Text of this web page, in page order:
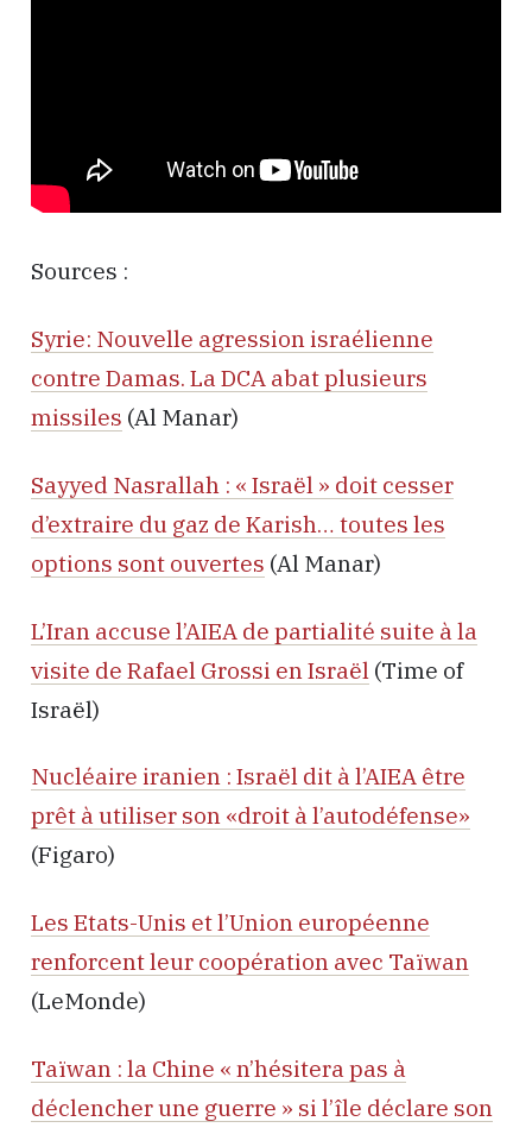
Sources :
Syrie: Nouvelle agression israélienne
contre Damas. La DCA abat plusieurs
missiles (Al Manar)
Sayyed Nasrallah : « Israël » doit cesser
d’extraire du gaz de Karish… toutes les
options sont ouvertes (Al Manar)
L’Iran accuse l’AIEA de partialité suite à la
visite de Rafael Grossi en Israël (Time of
Israël)
Nucléaire iranien : Israël dit à l’AIEA être
prêt à utiliser son «droit à l’autodéfense»
(Figaro)
Les Etats-Unis et l’Union européenne
renforcent leur coopération avec Taïwan
(LeMonde)
Taïwan : la Chine « n’hésitera pas à
déclencher une guerre » si l’île déclare son